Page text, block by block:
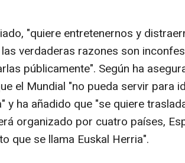
"quiere entretenernos y
verdaderas razones son
públicamente". Según ha
el Mundial "no pueda servir para
y ha añadido que "se quiere
organizado por cuatro países,
que se llama Euskal Herria".